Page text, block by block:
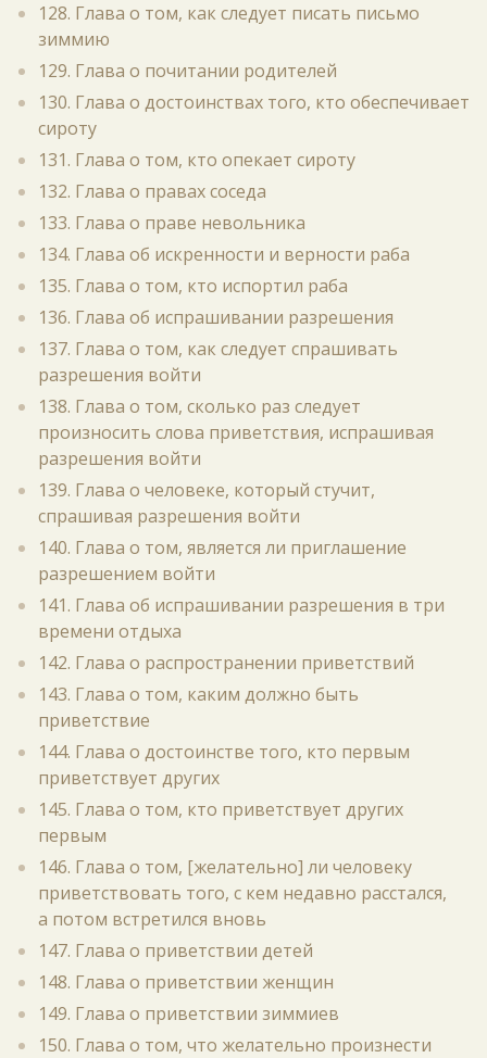
128. Глава о том, как следует писать письмо
зиммию
129. Глава о почитании родителей
130. Глава о достоинствах того, кто обеспечивает
сироту
131. Глава о том, кто опекает сироту
132. Глава о правах соседа
133. Глава о праве невольника
134. Глава об искренности и верности раба
135. Глава о том, кто испортил раба
136. Глава об испрашивании разрешения
137. Глава о том, как следует спрашивать
разрешения войти
138. Глава о том, сколько раз следует
произносить слова приветствия, испрашивая
разрешения войти
139. Глава о человеке, который стучит,
спрашивая разрешения войти
140. Глава о том, является ли приглашение
разрешением войти
141. Глава об испрашивании разрешения в три
времени отдыха
142. Глава о распространении приветствий
143. Глава о том, каким должно быть
приветствие
144. Глава о достоинстве того, кто первым
приветствует других
145. Глава о том, кто приветствует других
первым
146. Глава о том, [желательно] ли человеку
приветствовать того, с кем недавно расстался,
а потом встретился вновь
147. Глава о приветствии детей
148. Глава о приветствии женщин
149. Глава о приветствии зиммиев
150. Глава о том, что желательно произнести